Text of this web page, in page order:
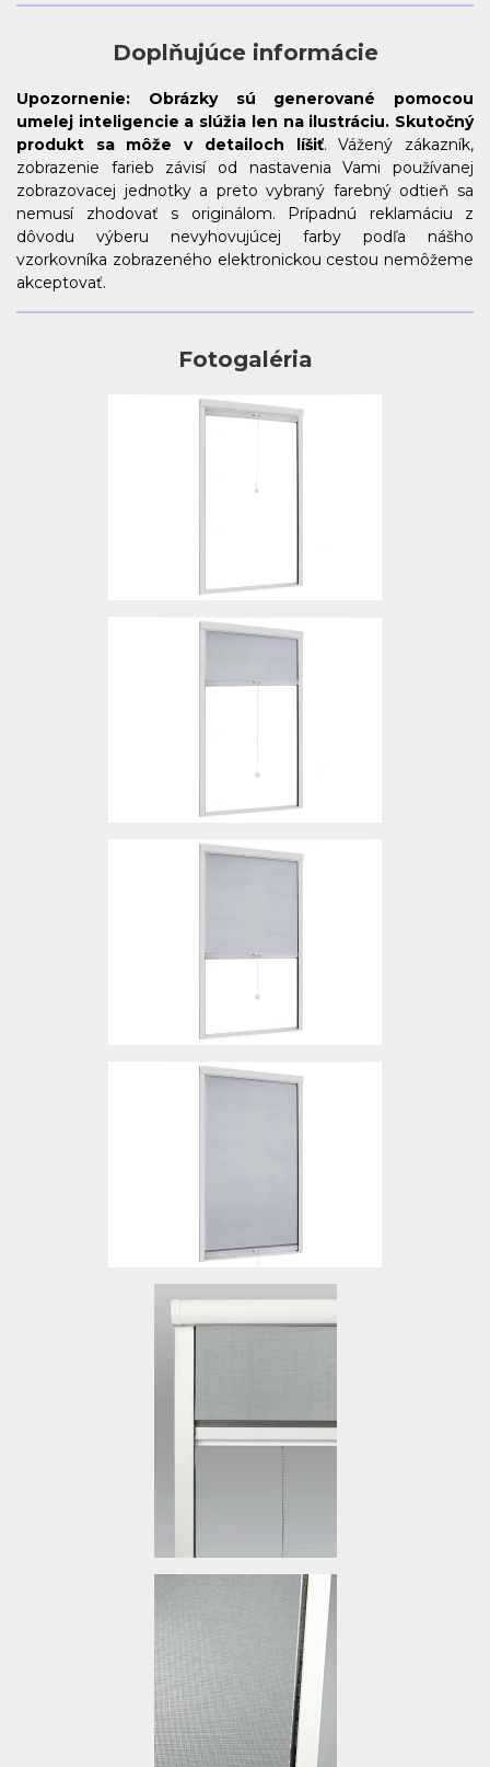
Doplňujúce informácie
Upozornenie:
Obrázky sú generované pomocou
umelej inteligencie a slúžia len na ilustráciu. Skutočný
produkt sa môže v detailoch líšiť. Vážený zákazník,
zobrazenie farieb závisí od nastavenia Vami používanej
zobrazovacej jednotky a preto vybraný farebný odtieň sa
nemusí zhodovať s originálom. Prípadnú reklamáciu z
dôvodu výberu nevyhovujúcej farby podľa nášho
vzorkovníka zobrazeného elektronickou cestou nemôžeme
akceptovať.
Fotogaléria